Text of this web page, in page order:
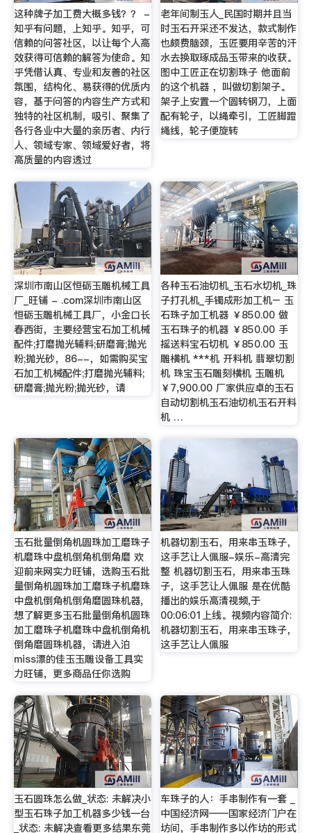
这种牌子加工费大概多钱？？ -
知乎有问题，上知乎。知乎，可
信赖的问答社区，以让每个人高
效获得可信赖的解答为使命。知
乎凭借认真、专业和友善的社区
氛围，结构化、易获得的优质内
容，基于问答的内容生产方式和
独特的社区机制，吸引、聚集了
各行各业中大量的亲历者、内行
人、领域专家、领域爱好者，将
高质量的内容透过
老年间制玉人_民国时期并且当
时玉石开采还不发达，款式制作
也颇费脑颈，玉匠要用辛苦的汗
水去换取琢成品玉带来的收获。
图中工匠正在切割珠子 他面前
的这个机器 ，叫做切割架子。
架子上安置一个圆转钢刀，上面
配有轮子，以绳牵引，工匠脚蹬
绳线，轮子便旋转
深圳市南山区恒砺玉雕机械工具
厂_旺铺 - .com深圳市南山区
恒砺玉雕机械工具厂，小金口长
春西街，主要经营宝石加工机械
配件;打磨抛光辅料;研磨膏;抛光
粉;抛光砂，86--，如需购买宝
石加工机械配件;打磨抛光辅料;
研磨膏;抛光粉;抛光砂，请
各种玉石油切机_玉石水切机_珠
子打孔机_手镯成形加工机– 玉
石珠子加工机器 ￥850.00 做
玉石珠子的机器 ￥850.00 手
摇送料宝石切机 ￥850.00 玉
雕横机 ***机 开料机 翡翠切割
机 珠宝玉石雕刻横机 玉雕机
￥7,900.00 厂家供应卓的玉石
自动切割机玉石油切机玉石开料
机 …
玉石批量倒角机圆珠加工磨珠子
机磨珠中盘机倒角机倒角磨 欢
迎前来网实力旺铺，选购玉石批
量倒角机圆珠加工磨珠子机磨珠
中盘机倒角机倒角磨圆珠机器,
想了解更多玉石批量倒角机圆珠
加工磨珠子机磨珠中盘机倒角机
倒角磨圆珠机器，请进入泊
miss漂的佳玉玉雕设备工具实
力旺铺，更多商品任你选购
机器切割玉石，用来串玉珠子，
这手艺让人佩服-娱乐-高清完
整 机器切割玉石，用来串玉珠
子，这手艺让人佩服 是在优酷
播出的娱乐高清视频,于
00:06:01上线。视频内容简介:
机器切割玉石，用来串玉珠子，
这手艺让人佩服
玉石圆珠怎么做_状态: 未解决小
型玉石珠子加工机器多少钱一台
_状态: 未解决查看更多结果东莞
车珠子的人：手串制作有一套 _
中国经济网——国家经济门户在
坊间，手串制作多以作坊的形式